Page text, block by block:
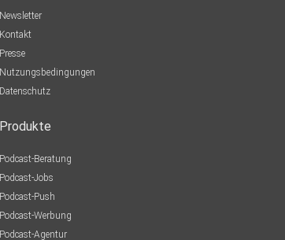
Newsletter
Kontakt
Presse
Nutzungsbedingungen
Datenschutz
Produkte
Podcast-Beratung
Podcast-Jobs
Podcast-Push
Podcast-Werbung
Podcast-Agentur